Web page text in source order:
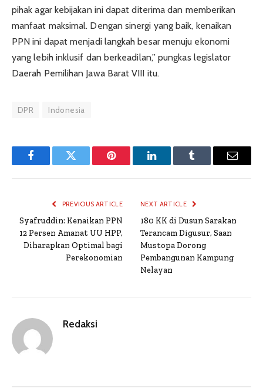
pihak agar kebijakan ini dapat diterima dan memberikan
manfaat maksimal. Dengan sinergi yang baik, kenaikan
PPN ini dapat menjadi langkah besar menuju ekonomi
yang lebih inklusif dan berkeadilan,” pungkas legislator
Daerah Pemilihan Jawa Barat VIII itu.
DPR Indonesia
FacebookTwitter Pinterest LinkedInTumblr Email
PREVIOUS ARTICLE
Syafruddin: Kenaikan PPN
12 Persen Amanat UU HPP,
Diharapkan Optimal bagi
Perekonomian
NEXT ARTICLE
180 KK di Dusun Sarakan
Terancam Digusur, Saan
Mustopa Dorong
Pembangunan Kampung
Nelayan
Redaksi